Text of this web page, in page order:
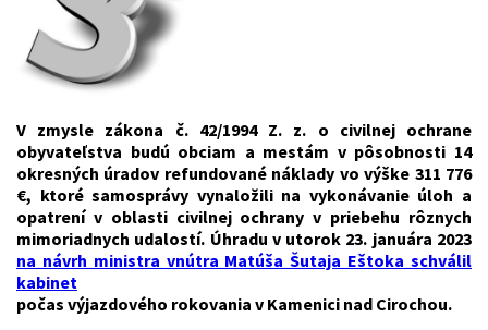
V zmysle zákona č. 42/1994 Z. z. o civilnej ochrane
obyvateľstva budú obciam a mestám v pôsobnosti 14
okresných úradov refundované náklady vo výške 311 776
€, ktoré samosprávy vynaložili na vykonávanie úloh a
opatrení v oblasti civilnej ochrany v priebehu rôznych
mimoriadnych udalostí. Úhradu v utorok 23. januára 2023
na návrh ministra vnútra Matúša Šutaja Eštoka schválil
kabinet
počas výjazdového rokovania v Kamenici nad Cirochou.